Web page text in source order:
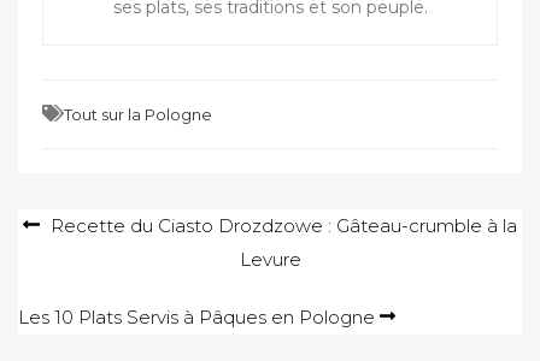
ses plats, ses traditions et son peuple.
Tout sur la Pologne
Navigation
Recette du Ciasto Drozdzowe : Gâteau-crumble à la
Levure
Les 10 Plats Servis à Pâques en Pologne